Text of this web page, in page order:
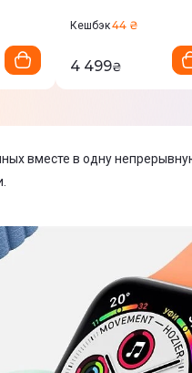
Titanium Finish
Кешбэк44 ₴
4 499₴
вместе в одну